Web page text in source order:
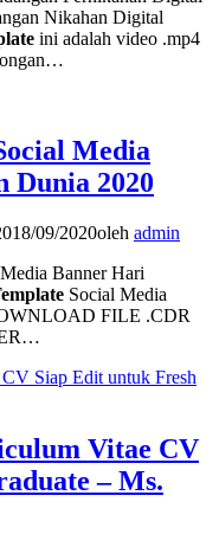
Nikahan Digital
ini adalah video .mp4
Media
Dunia 2020
18/09/2020oleh admin
Banner Hari
Social Media
FILE .CDR
Vitae CV
– Ms.